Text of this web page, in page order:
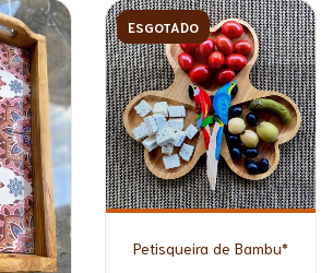
ESGOTADO
Petisqueira de Bambu*